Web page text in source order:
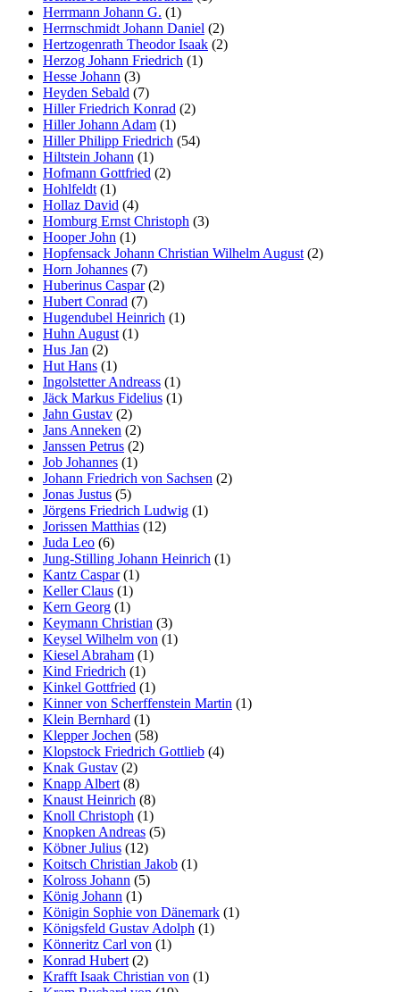
Herrmann Johann G. (1)
Herrnschmidt Johann Daniel (2)
Hertzogenrath Theodor Isaak (2)
Herzog Johann Friedrich (1)
Hesse Johann (3)
Heyden Sebald (7)
Hiller Friedrich Konrad (2)
Hiller Johann Adam (1)
Hiller Philipp Friedrich (54)
Hiltstein Johann (1)
Hofmann Gottfried (2)
Hohlfeldt (1)
Hollaz David (4)
Homburg Ernst Christoph (3)
Hooper John (1)
Hopfensack Johann Christian Wilhelm August (2)
Horn Johannes (7)
Huberinus Caspar(2)
Hubert Conrad (7)
Hugendubel Heinrich (1)
Huhn August (1)
Hus Jan (2)
Hut Hans (1)
Ingolstetter Andreass (1)
Jäck Markus Fidelius (1)
Jahn Gustav (2)
Jans Anneken (2)
Janssen Petrus (2)
Job Johannes (1)
Johann Friedrich von Sachsen (2)
Jonas Justus (5)
Jörgens Friedrich Ludwig (1)
Jorissen Matthias (12)
Juda Leo (6)
Jung-Stilling Johann Heinrich (1)
Kantz Caspar(1)
Keller Claus (1)
Kern Georg (1)
Keymann Christian (3)
Keysel Wilhelm von (1)
Kiesel Abraham (1)
Kind Friedrich (1)
Kinkel Gottfried (1)
Kinner von Scherffenstein Martin (1)
Klein Bernhard (1)
Klepper Jochen (58)
Klopstock Friedrich Gottlieb (4)
Knak Gustav (2)
Knapp Albert (8)
Knaust Heinrich (8)
Knoll Christoph (1)
Knopken Andreas (5)
Köbner Julius (12)
Koitsch Christian Jakob (1)
Kolross Johann (5)
König Johann (1)
Königin Sophie von Dänemark (1)
Königsfeld Gustav Adolph (1)
Könneritz Carl von (1)
Konrad Hubert (2)
Krafft Isaak Christian von (1)